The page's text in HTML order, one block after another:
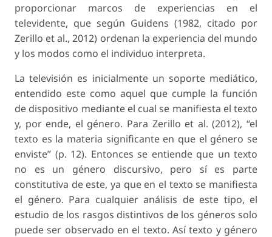
proporcionar marcos de experiencias en el
televidente, que según Guidens (1982, citado por
Zerillo et al., 2012) ordenan la experiencia del mundo
y los modos como el individuo interpreta.
La televisión es inicialmente un soporte mediático,
entendido este como aquel que cumple la función
de dispositivo mediante el cual se manifiesta el texto
y, por ende, el género. Para Zerillo et al. (2012), “el
texto es la materia significante en que el género se
enviste” (p. 12). Entonces se entiende que un texto
no es un género discursivo, pero sí es parte
constitutiva de este, ya que en el texto se manifiesta
el género. Para cualquier análisis de este tipo, el
estudio de los rasgos distintivos de los géneros solo
puede ser observado en el texto. Así texto y género